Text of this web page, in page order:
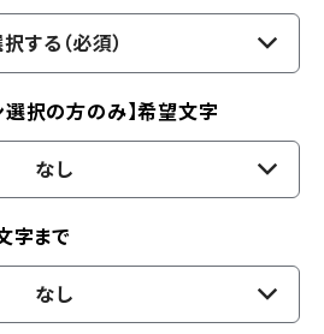
する（必須）
選択の方のみ】希望文字
なし
字まで
なし